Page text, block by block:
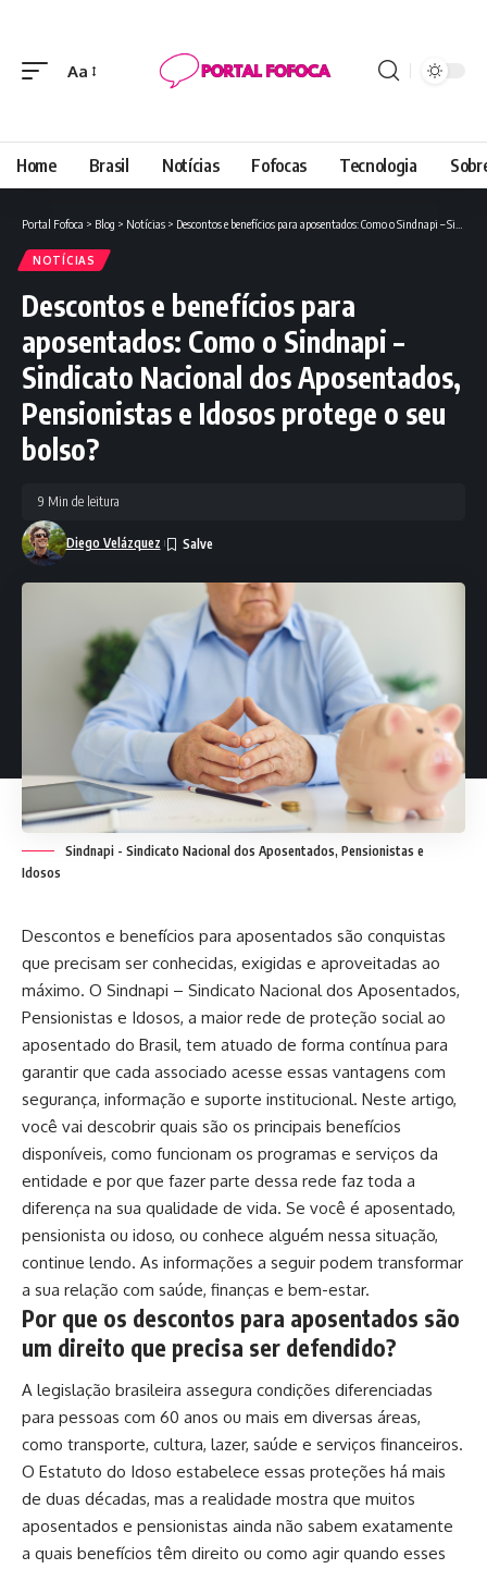
Font
Aa
Home Brasil Notícias Fofocas Tecnologia
Portal Fofoca > Blog > Notícias > Descontos e benefícios para aposentados: Como o Sindnapi – Sindicato Nacional dos Aposentados, Pensionistas e Idosos protege o seu bolso?
NOTÍCIAS
Descontos e benefícios para
aposentados: Como o Sindnapi –
Sindicato Nacional dos Aposentados,
Pensionistas e Idosos protege o seu
bolso?
Diego Velázquez
9 Min de leitura
Sindnapi - Sindicato Nacional dos Aposentados, Pensionistas e
Idosos
Descontos e benefícios para aposentados são conquistas
que precisam ser conhecidas, exigidas e aproveitadas ao
máximo. O Sindnapi – Sindicato Nacional dos Aposentados,
Pensionistas e Idosos, a maior rede de proteção social ao
aposentado do Brasil, tem atuado de forma contínua para
garantir que cada associado acesse essas vantagens com
segurança, informação e suporte institucional. Neste artigo,
você vai descobrir quais são os principais benefícios
disponíveis, como funcionam os programas e serviços da
entidade e por que fazer parte dessa rede faz toda a
diferença na sua qualidade de vida. Se você é aposentado,
pensionista ou idoso, ou conhece alguém nessa situação,
continue lendo. As informações a seguir podem transformar
a sua relação com saúde, finanças e bem-estar.
Por que os descontos para aposentados são
um direito que precisa ser defendido?
A legislação brasileira assegura condições diferenciadas
para pessoas com 60 anos ou mais em diversas áreas,
como transporte, cultura, lazer, saúde e serviços financeiros.
O Estatuto do Idoso estabelece essas proteções há mais
de duas décadas, mas a realidade mostra que muitos
aposentados e pensionistas ainda não sabem exatamente
a quais benefícios têm direito ou como agir quando esses